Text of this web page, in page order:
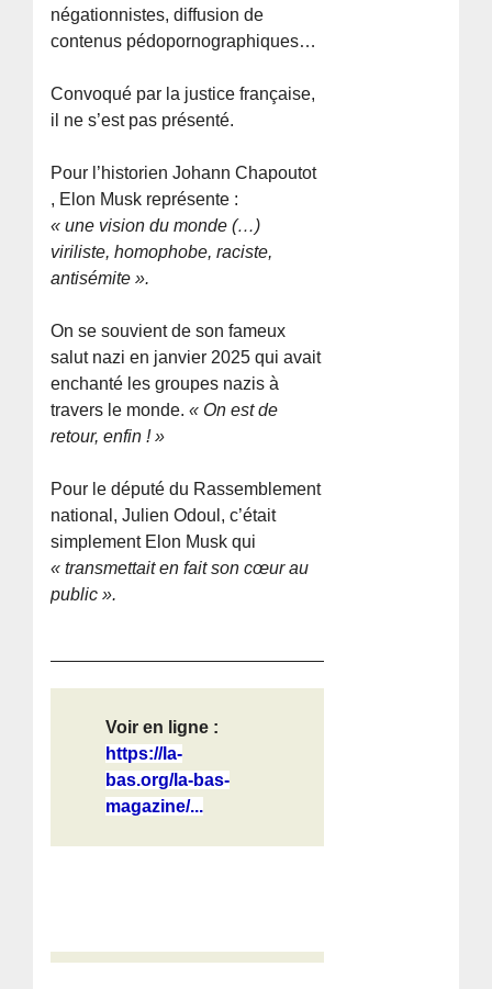
négationnistes, diffusion de
contenus pédopornographiques…
Convoqué par la justice française,
il ne s’est pas présenté.
Pour l’historien Johann Chapoutot
, Elon Musk représente :
« une vision du monde (…)
viriliste, homophobe, raciste,
antisémite ».
On se souvient de son fameux
salut nazi en janvier 2025 qui avait
enchanté les groupes nazis à
travers le monde.« On est de
retour, enfin ! »
Pour le député du Rassemblement
national, Julien Odoul, c’était
simplement Elon Musk qui
« transmettait en fait son cœur au
public ».
Voir en ligne :
https://la-
bas.org/la-bas-
magazine/...